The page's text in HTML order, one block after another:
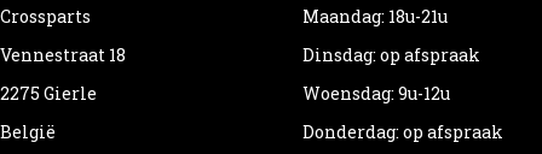
Crossparts
Vennestraat 18
2275 Gierle
België
Maandag: 18u-21u
Dinsdag: op afspraak
Woensdag: 9u-12u
Donderdag: op afspraak